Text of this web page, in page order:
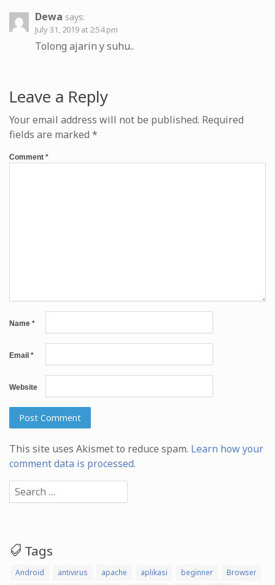
Dewa says:
July 31, 2019 at 2:54 pm
Tolong ajarin y suhu..
Leave a Reply
Your email address will not be published. Required
fields are marked *
Comment *
Name *
Email *
Website
This site uses Akismet to reduce spam. Learn how your
comment data is processed.
for:
Tags
Android antivirus apache aplikasi beginner Browser